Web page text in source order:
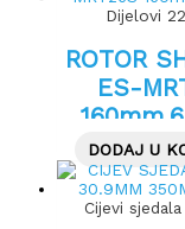
Dijelovi
ROTOR
ES-
DODAJ U
Cijevi sjedala